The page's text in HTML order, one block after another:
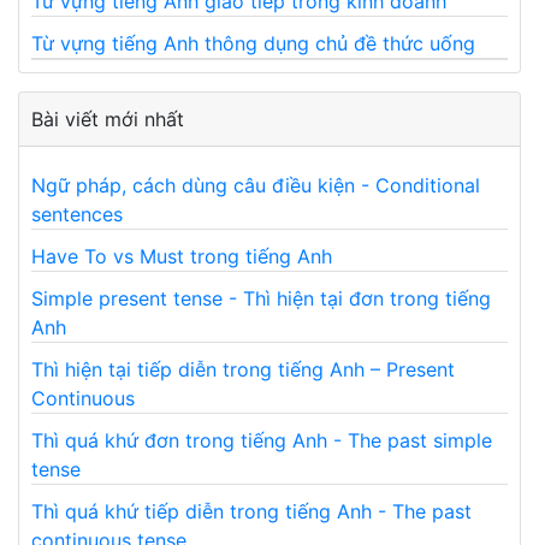
Từ vựng tiếng Anh thông dụng chủ đề thức uống
Bài viết mới nhất
Ngữ pháp, cách dùng câu điều kiện - Conditional
sentences
Have To vs Must trong tiếng Anh
Simple present tense - Thì hiện tại đơn trong tiếng
Anh
Thì hiện tại tiếp diễn trong tiếng Anh – Present
Continuous
Thì quá khứ đơn trong tiếng Anh - The past simple
tense
Thì quá khứ tiếp diễn trong tiếng Anh - The past